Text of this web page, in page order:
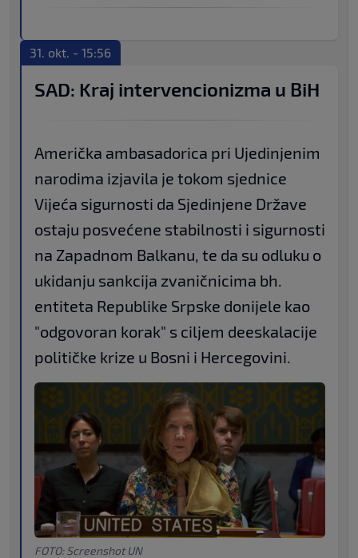
31. okt. - 15:56
SAD: Kraj intervencionizma u BiH
Američka ambasadorica pri Ujedinjenim
narodima izjavila je tokom sjednice
Vijeća sigurnosti da Sjedinjene Države
ostaju posvećene stabilnosti i sigurnosti
na Zapadnom Balkanu, te da su odluku o
ukidanju sankcija zvaničnicima bh.
entiteta Republike Srpske donijele kao
"odgovoran korak" s ciljem deeskalacije
političke krize u Bosni i Hercegovini.
FOTO: Screenshot UN